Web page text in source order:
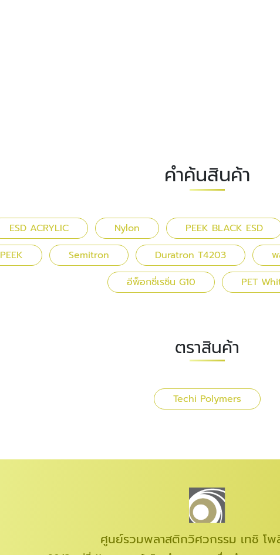
คำค้นสินค้า
ESD ACRYLIC Nylon PEEK BLACK ESD
PEEK Semitron Duratron T4203 พ
อีพ็อกซี่เรซิ่น G10
PET
ตราสินค้า
Techi Polymers
ศูนย์รวมพลาสติกวิศวกรรม เทชิ โพ